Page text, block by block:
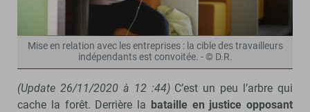
Mise en relation avec les entreprises : la cible des travailleurs
indépendants est convoitée. - © D.R.
(Update 26/11/2020 à 12 :44)C’est un peu l’arbre qui
cache la forêt. Derrière la bataille en justice opposant